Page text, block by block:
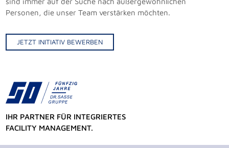
Personen, die unser Team verstärken möchten.
JETZT INITIATIV BEWERBEN
IHR PARTNER FÜR INTEGRIERTES
FACILITY MANAGEMENT.